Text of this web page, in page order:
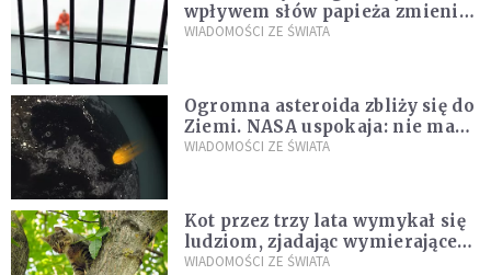
wpływem słów papieża zmienił
zdanie
WIADOMOŚCI ZE ŚWIATA
Ogromna asteroida zbliży się do
Ziemi. NASA uspokaja: nie ma
zagrożenia
WIADOMOŚCI ZE ŚWIATA
Kot przez trzy lata wymykał się
ludziom, zjadając wymierające
kaczki. W końcu popełnił
WIADOMOŚCI ZE ŚWIATA